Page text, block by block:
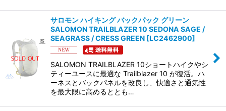
サロモン ハイキング バックパック グリーン
SALOMON TRAILBLAZER 10 SEDONA SAGE /
SEAGRASS / CRESS GREEN [LC2462900]
SALOMON TRAILBLAZER 10ショートハイクやシ
ティーユースに最適な Trailblazer 10 が復活。ハ
ーネスとバックパネルを改良し、快適さと通気性
を最大限に高めるととも…